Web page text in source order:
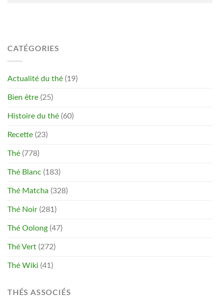
CATÉGORIES
Actualité du thé (19)
Bien être (25)
Histoire du thé (60)
Recette (23)
Thé (778)
Thé Blanc (183)
Thé Matcha (328)
Thé Noir (281)
Thé Oolong (47)
Thé Vert (272)
Thé Wiki (41)
THÉS ASSOCIÉS